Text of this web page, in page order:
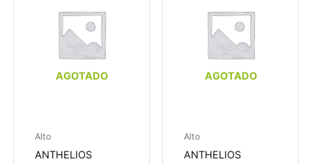
AGOTADO
Alto
ANTHELIOS
AGOTADO
Alto
ANTHELIOS